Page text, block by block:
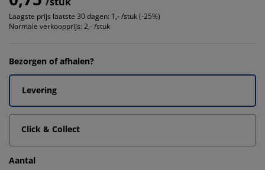
Laagste prijs laatste 30 dagen: 1,- /stuk (-25%)
Normale verkoopprijs: 2,- /stuk
Bezorgen of afhalen?
Levering
Click & Collect
Aantal